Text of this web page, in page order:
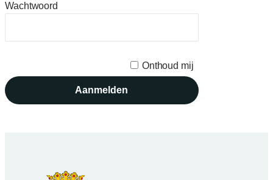
Wachtwoord
Onthoud mij